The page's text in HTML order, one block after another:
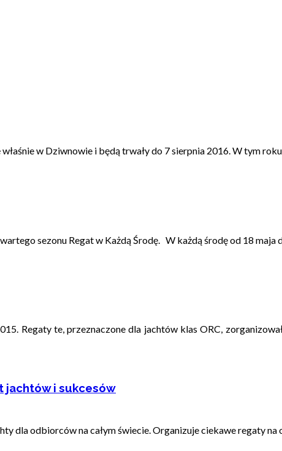
w Dziwnowie i będą trwały do 7 sierpnia 2016. W tym
sezonu Regat w Każdą Środę. W każdą środę od 18 maja
Regaty te, przeznaczone dla jachtów klas ORC,
jachtów i sukcesów
dla odbiorców na całym świecie. Organizuje ciekawe regaty na